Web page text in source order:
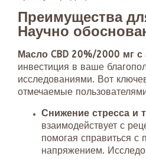
Преимущества
Научно
Масло CBD 20%/2000 мг
инвестиция в ваше
исследованиями. Вот
отмечаемые
Снижение стресса и
взаимодействует с
помогая справиться с
напряжением.